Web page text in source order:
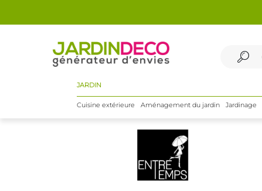
JARDIN
Cuisine extérieure Aménagement du jardin Jardinage